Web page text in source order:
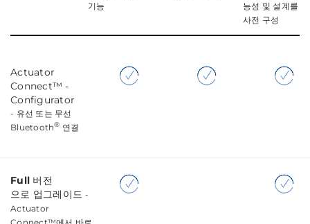
기능
능성 및 설계를
사전 구성
Actuator
Connect™ -
Configurator
- 유선 또는 무선
Bluetooth® 연결
Full 버전
으로 업그레이드-
Actuator